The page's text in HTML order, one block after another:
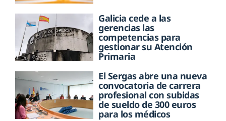
Galicia cede a las
gerencias las
competencias para
gestionar su Atención
Primaria
El Sergas abre una nueva
convocatoria de carrera
profesional con subidas
de sueldo de 300 euros
para los médicos